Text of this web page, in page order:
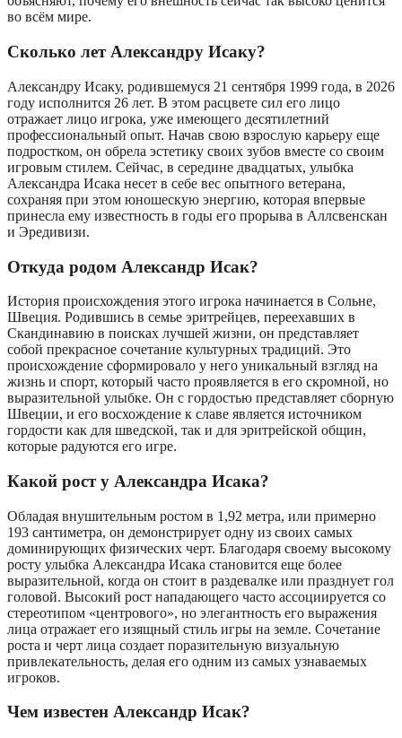
во всём мире.
Сколько лет Александру Исаку?
Александру Исаку, родившемуся 21 сентября 1999 года, в 2026
году исполнится 26 лет. В этом расцвете сил его лицо
отражает лицо игрока, уже имеющего десятилетний
профессиональный опыт. Начав свою взрослую карьеру еще
подростком, он обрела эстетику своих зубов вместе со своим
игровым стилем. Сейчас, в середине двадцатых, улыбка
Александра Исака несет в себе вес опытного ветерана,
сохраняя при этом юношескую энергию, которая впервые
принесла ему известность в годы его прорыва в Аллсвенскан
и Эредивизи.
Откуда родом Александр Исак?
История происхождения этого игрока начинается в Сольне,
Швеция. Родившись в семье эритрейцев, переехавших в
Скандинавию в поисках лучшей жизни, он представляет
собой прекрасное сочетание культурных традиций. Это
происхождение сформировало у него уникальный взгляд на
жизнь и спорт, который часто проявляется в его скромной, но
выразительной улыбке. Он с гордостью представляет сборную
Швеции, и его восхождение к славе является источником
гордости как для шведской, так и для эритрейской общин,
которые радуются его игре.
Какой рост у Александра Исака?
Обладая внушительным ростом в 1,92 метра, или примерно
193 сантиметра, он демонстрирует одну из своих самых
доминирующих физических черт. Благодаря своему высокому
росту улыбка Александра Исака становится еще более
выразительной, когда он стоит в раздевалке или празднует гол
головой. Высокий рост нападающего часто ассоциируется со
стереотипом «центрового», но элегантность его выражения
лица отражает его изящный стиль игры на земле. Сочетание
роста и черт лица создает поразительную визуальную
привлекательность, делая его одним из самых узнаваемых
игроков.
Чем известен Александр Исак?